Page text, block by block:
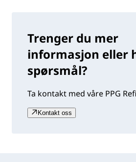
Trenger du mer
informasjon eller
spørsmål?
Ta kontakt med våre PPG
Kontakt oss